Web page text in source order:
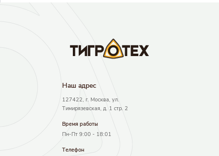
Наш адрec
127422, г. Москва, ул.
Тимирязевская, д. 1 стр. 2
Время работы
Пн-Пт 9:00 - 18:01
Телефон